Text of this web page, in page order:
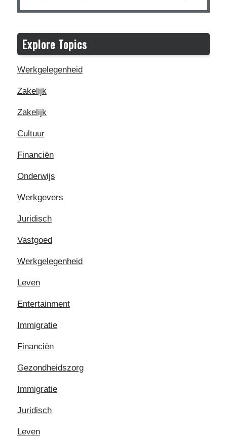
Explore Topics
Werkgelegenheid
Zakelijk
Zakelijk
Cultuur
Financiën
Onderwijs
Werkgevers
Juridisch
Vastgoed
Werkgelegenheid
Leven
Entertainment
Immigratie
Financiën
Gezondheidszorg
Immigratie
Juridisch
Leven